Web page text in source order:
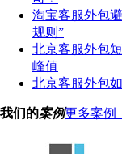
淘宝客服外包
规则”
北京客服外包
峰值
北京客服外包
我们的案例更多案例